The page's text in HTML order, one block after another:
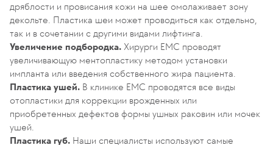
дряблости и провисания кожи на шее омолаживает зону
декольте. Пластика шеи может проводиться как отдельно,
так и в сочетании с другими видами лифтинга.
Увеличение подбородка. Хирурги EMC проводят
увеличивающую ментопластику методом установки
импланта или введения собственного жира пациента.
Пластика ушей. В клинике EMC проводятся все виды
отопластики для коррекции врожденных или
приобретенных дефектов формы ушных раковин или мочек
ушей.
Пластика губ. Наши специалисты используют самые